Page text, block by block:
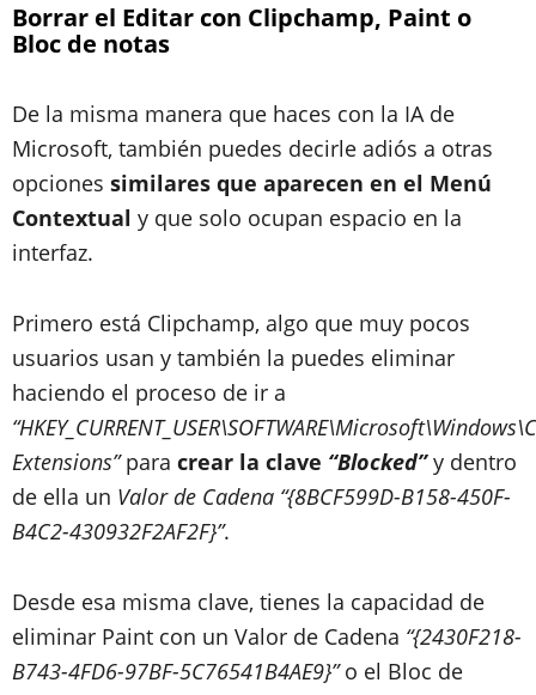
Borrar el Editar con Clipchamp, Paint o
Bloc de notas
De la misma manera que haces con la IA de
Microsoft, también puedes decirle adiós a otras
opciones similares que aparecen en el Menú
Contextual y que solo ocupan espacio en la
interfaz.
Primero está Clipchamp, algo que muy pocos
usuarios usan y también la puedes eliminar
haciendo el proceso de ir a
Extensions”para crear la clave “Blocked”y dentro
de ella un Valor de Cadena “{8BCF599D-B158-450F-
B4C2-430932F2AF2F}”.
Desde esa misma clave, tienes la capacidad de
eliminar Paint con un Valor de Cadena “{2430F218-
B743-4FD6-97BF-5C76541B4AE9}”o el Bloc de